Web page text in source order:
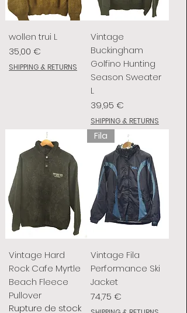
wollen trui L
Prix
35,00 €
SHIPPING & RETURNS
Vintage
Buckingham
Golfino Hunting
Season Sweater
L
Prix
39,95 €
SHIPPING & RETURNS
Vintage Hard
Rock Cafe Myrtle
Beach Fleece
Pullover
Rupture de stock
Fila
Vintage Fila
Performance Ski
Jacket
Prix
74,75 €